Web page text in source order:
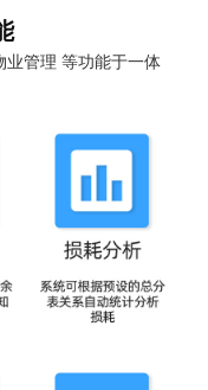
业管理 等功能于一体